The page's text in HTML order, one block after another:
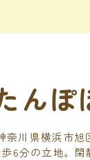
んぽ
奈川県横浜市
6分の立地。